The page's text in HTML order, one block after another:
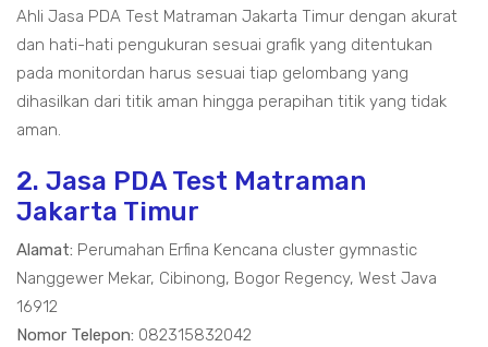
Ahli Jasa PDA Test Matraman Jakarta Timur dengan akurat
dan hati-hati pengukuran sesuai grafik yang ditentukan
pada monitordan harus sesuai tiap gelombang yang
dihasilkan dari titik aman hingga perapihan titik yang tidak
aman.
2. Jasa PDA Test Matraman
Jakarta Timur
Alamat: Perumahan Erfina Kencana cluster gymnastic
Nanggewer Mekar, Cibinong, Bogor Regency, West Java
16912
Nomor Telepon: 082315832042